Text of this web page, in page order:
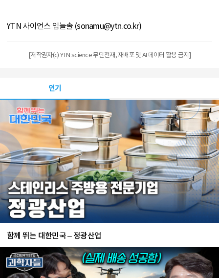
YTN 사이언스 임늘솔 (sonamu@ytn.co.kr)
[저작권자(c) YTN science 무단전재, 재배포 및 AI 데이터 활용 금지]
인기
함께 뛰는 대한민국 – 정광산업